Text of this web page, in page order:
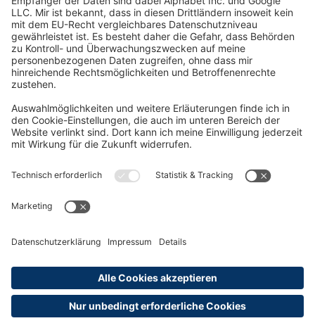
Oft Gesucht
Rund um die Prüfung
Datenschutzerklärung
Widerrufsrecht
Versandinformationen
Erklärung zur Barrierefreiheit
Abonnements hier kündigen
Cookie-Einstellungen